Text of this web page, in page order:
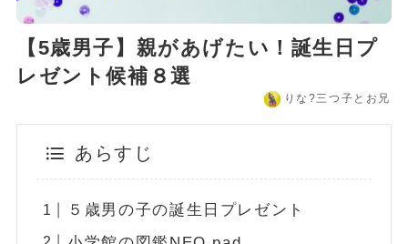
【5歳男子】親があげたい！誕生日プ
レゼント候補８選
りな?️三つ子とお兄
あらすじ
５歳男の子の誕生日プレゼント